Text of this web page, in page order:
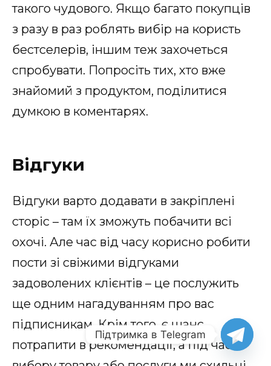
такого чудового. Якщо багато покупців
з разу в раз роблять вибір на користь
бестселерів, іншим теж захочеться
спробувати. Попросіть тих, хто вже
знайомий з продуктом, поділитися
думкою в коментарях.
Відгуки
Відгуки варто додавати в закріплені
сторіс – там їх зможуть побачити всі
охочі. Але час від часу корисно робити
пости зі свіжими відгуками
задоволених клієнтів – це послужить
ще одним нагадуванням про вас
підписникам. Крім того, є шанс
потрапити в рекомендації, а під час
Підтримка в Telegram